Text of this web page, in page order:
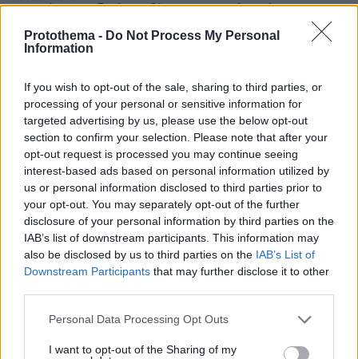
Protothema - Do Not Process My Personal
Information
If you wish to opt-out of the sale, sharing to third parties, or
processing of your personal or sensitive information for
targeted advertising by us, please use the below opt-out
section to confirm your selection. Please note that after your
opt-out request is processed you may continue seeing
interest-based ads based on personal information utilized by
us or personal information disclosed to third parties prior to
your opt-out. You may separately opt-out of the further
disclosure of your personal information by third parties on the
IAB’s list of downstream participants. This information may
also be disclosed by us to third parties on the IAB’s List of
Downstream Participants that may further disclose it to other
Please note that this website/app uses one or more Google
not limited to your visit or usage behaviour. You may click to
Personal Data Processing Opt Outs
I want to opt-out of the Sharing of my
Τουρκία, Σαουδική Αραβία και Πακιστάν υπέγραψαν
θεωρείται επίθεση σε όλους»
Η απόλυτη υποκρισία προς τους Ελληνες και τα
ηλεκτρικά αυτοκίνητα
Σε 11 μήνες με αναστολή καταδικάστηκε ο 55χρονος
στον Μυστρα: «Δεν ήταν οικονομικά τα κίνητρά μου,
είχα την ανάγκη να τον κρατήσω άφθαρτο»
πριν 29 λεπτά
Τραγωδία στην Τουρκία: Νταλίκα μπήκε στο αντίθετο
και έπεσε σε ΙΧ που περίμεναν σε φανάρι, ένας νεκρός
και 10 τραυματίες
πριν 31 λεπτά
πριν 33 λεπτά
Το μενού της μπίρας: Ένα πλήρες μενού για όλο το